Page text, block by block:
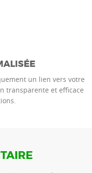
un lien vers votre
transparente et efficace